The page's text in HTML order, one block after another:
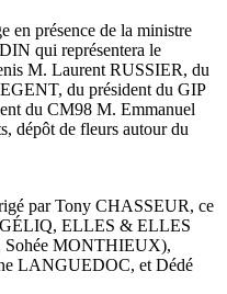
en présence de la ministre
qui représentera le
M. Laurent RUSSIER, du
du président du GIP
du CM98 M. Emmanuel
dépôt de fleurs autour du
par Tony CHASSEUR, ce
ELLES & ELLES
Sohée MONTHIEUX),
LANGUEDOC, et Dédé